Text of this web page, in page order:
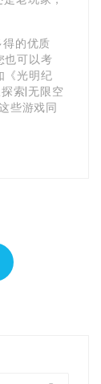
的优质
也可以考
《光明纪
索|无限空
些游戏同